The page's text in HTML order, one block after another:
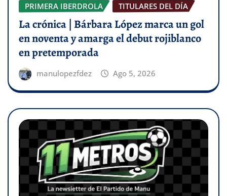
PRIMERA IBERDROLA
TITULARES DEL DÍA
La crónica | Bárbara López marca un gol
en noventa y amarga el debut rojiblanco
en pretemporada
manulopezfdez Ago 5, 2026